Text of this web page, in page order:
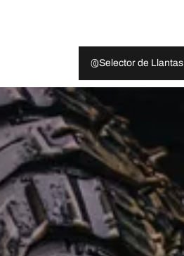
Selector de Llantas